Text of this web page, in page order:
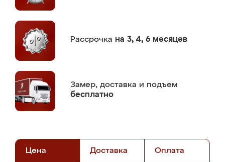
Рассрочка на 3, 4, 6 месяцев
Замер, доставка и подъем
бесплатно
Цена Доставка Оплата